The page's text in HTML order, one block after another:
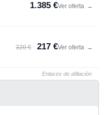
1.385 €Ver oferta →
320 € 217 €Ver oferta →
Enlaces de afiliación